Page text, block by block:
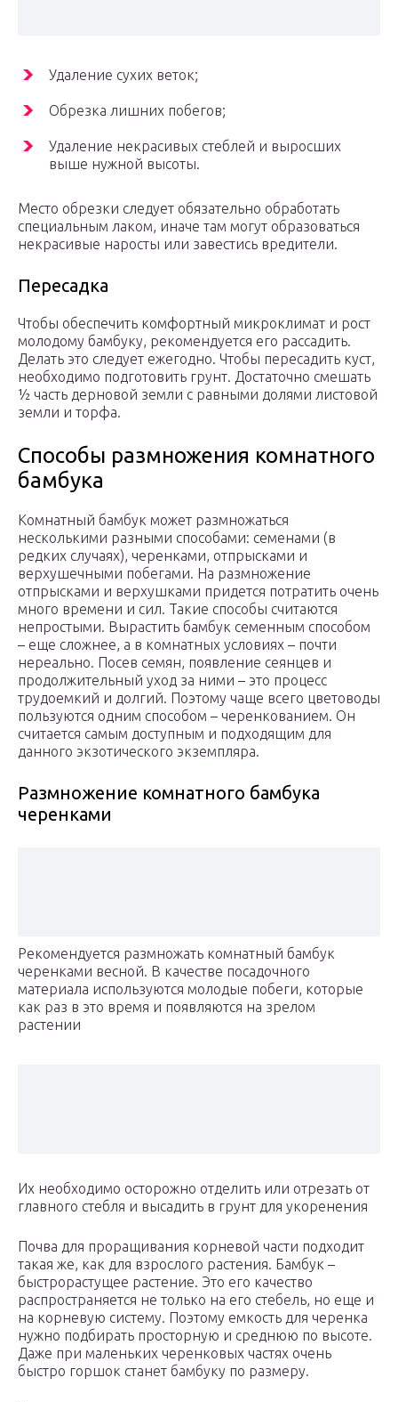
Удаление сухих веток;
Обрезка лишних побегов;
Удаление некрасивых стеблей и выросших
выше нужной высоты.
Место обрезки следует обязательно обработать
специальным лаком, иначе там могут образоваться
некрасивые наросты или завестись вредители.
Пересадка
Чтобы обеспечить комфортный микроклимат и рост
молодому бамбуку, рекомендуется его рассадить.
Делать это следует ежегодно. Чтобы пересадить куст,
необходимо подготовить грунт. Достаточно смешать
½ часть дерновой земли с равными долями листовой
земли и торфа.
Способы размножения комнатного
бамбука
Комнатный бамбук может размножаться
несколькими разными способами: семенами (в
редких случаях), черенками, отпрысками и
верхушечными побегами. На размножение
отпрысками и верхушками придется потратить очень
много времени и сил. Такие способы считаются
непростыми. Вырастить бамбук семенным способом
– еще сложнее, а в комнатных условиях – почти
нереально. Посев семян, появление сеянцев и
продолжительный уход за ними – это процесс
трудоемкий и долгий. Поэтому чаще всего цветоводы
пользуются одним способом – черенкованием. Он
считается самым доступным и подходящим для
данного экзотического экземпляра.
Размножение комнатного бамбука
черенками
Рекомендуется размножать комнатный бамбук
черенками весной. В качестве посадочного
материала используются молодые побеги, которые
как раз в это время и появляются на зрелом
растении
Их необходимо осторожно отделить или отрезать от
главного стебля и высадить в грунт для укоренения
Почва для проращивания корневой части подходит
такая же, как для взрослого растения. Бамбук –
быстрорастущее растение. Это его качество
распространяется не только на его стебель, но еще и
на корневую систему. Поэтому емкость для черенка
нужно подбирать просторную и среднюю по высоте.
Даже при маленьких черенковых частях очень
быстро горшок станет бамбуку по размеру.